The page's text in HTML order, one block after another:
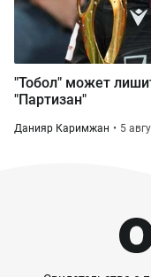
"Тобол" может
"Партизан"
Данияр Каримжан 5